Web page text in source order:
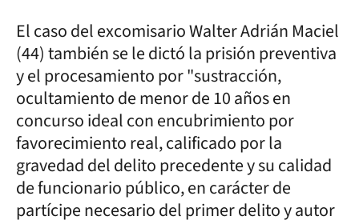
El caso del excomisario Walter Adrián Maciel
(44) también se le dictó la prisión preventiva
y el procesamiento por "sustracción,
ocultamiento de menor de 10 años en
concurso ideal con encubrimiento por
favorecimiento real, calificado por la
gravedad del delito precedente y su calidad
de funcionario público, en carácter de
partícipe necesario del primer delito y autor